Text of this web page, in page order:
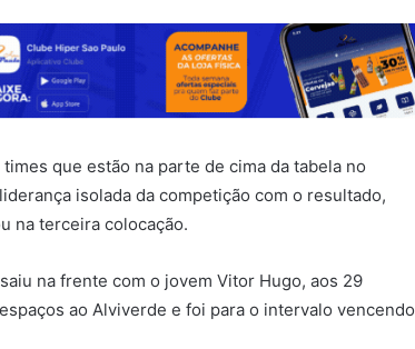
que estão na parte de cima da tabela no
isolada da competição com o resultado,
na terceira colocação.
na frente com o jovem Vitor Hugo, aos 29
ao Alviverde e foi para o intervalo vencendo